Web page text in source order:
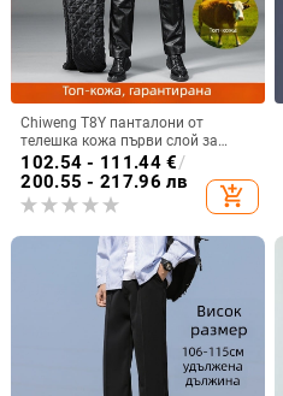
Chiweng T8Y панталони от
телешка кожа първи слой за
мъже на средна възраст и
възрастни, удебелени и топли
кожени панталони за есен и
зима, ветроустойчиви и
102.54 - 111.44€/
200.55 - 217.96 лв
add_shopping_cart